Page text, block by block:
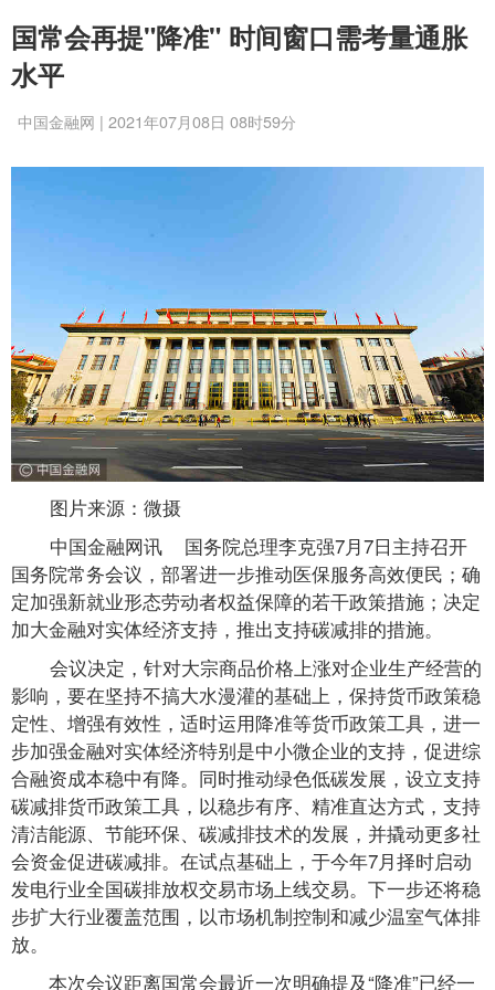
国常会再提"降准" 时间窗口需考量通胀
水平
中国金融网 | 2021年07月08日 08时59分
图片来源：微摄
中国金融网讯 国务院总理李克强7月7日主持召开
国务院常务会议，部署进一步推动医保服务高效便民；确
定加强新就业形态劳动者权益保障的若干政策措施；决定
加大金融对实体经济支持，推出支持碳减排的措施。
会议决定，针对大宗商品价格上涨对企业生产经营的
影响，要在坚持不搞大水漫灌的基础上，保持货币政策稳
定性、增强有效性，适时运用降准等货币政策工具，进一
步加强金融对实体经济特别是中小微企业的支持，促进综
合融资成本稳中有降。同时推动绿色低碳发展，设立支持
碳减排货币政策工具，以稳步有序、精准直达方式，支持
清洁能源、节能环保、碳减排技术的发展，并撬动更多社
会资金促进碳减排。在试点基础上，于今年7月择时启动
发电行业全国碳排放权交易市场上线交易。下一步还将稳
步扩大行业覆盖范围，以市场机制控制和减少温室气体排
放。
本次会议距离国常会最近一次明确提及“降准”已经一